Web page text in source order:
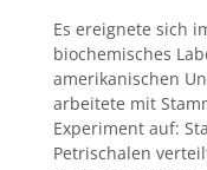
Es ereignete sich
biochemisches
amerikanischen
arbeitete mit
Experiment auf:
Petrischalen